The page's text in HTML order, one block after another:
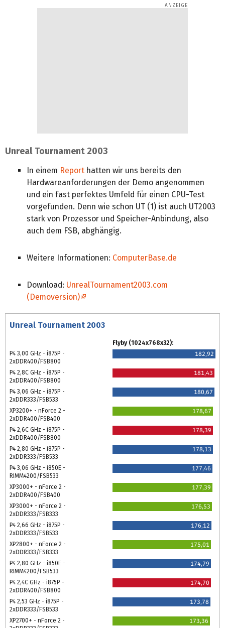
Unreal Tournament 2003
In einem Report hatten wir uns bereits den
Hardwareanforderungen der Demo angenommen
und ein fast perfektes Umfeld für einen CPU-Test
vorgefunden. Denn wie schon UT (1) ist auch UT2003
stark von Prozessor und Speicher-Anbindung, also
auch dem FSB, abghängig.
Weitere Informationen: ComputerBase.de
Download: UnrealTournament2003.com
(Demoversion)
Unreal Tournament 2003
Flyby (1024x768x32):
P4 3,00 GHz - i875P -
2xDDR400/FSB800
182,92
P4 2,8C GHz - i875P -
2xDDR400/FSB800
181,43
P4 3,06 GHz - i875P -
2xDDR333/FSB533
180,67
XP3200+ - nForce 2 -
2xDDR400/FSB400
178,67
P4 2,6C GHz - i875P -
2xDDR400/FSB800
178,39
P4 2,80 GHz - i875P -
2xDDR333/FSB533
178,13
P4 3,06 GHz - i850E -
RIMM4200/FSB533
177,46
XP3000+ - nForce 2 -
2xDDR400/FSB400
177,39
XP3000+ - nForce 2 -
2xDDR333/FSB333
176,53
P4 2,66 GHz - i875P -
2xDDR333/FSB533
176,12
XP2800+ - nForce 2 -
2xDDR333/FSB333
175,01
P4 2,80 GHz - i850E -
RIMM4200/FSB533
174,79
P4 2,4C GHz - i875P -
2xDDR400/FSB800
174,70
P4 2,53 GHz - i875P -
2xDDR333/FSB533
173,78
XP2700+ - nForce 2 -
173,36